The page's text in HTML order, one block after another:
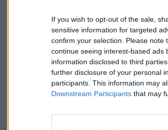
If you wish to opt-out of the sale,
sensitive information for targeted
confirm your selection. Please
continue seeing interest-based ads
information disclosed to third
further disclosure of your personal
participants. This information may
Downstream Participants that may